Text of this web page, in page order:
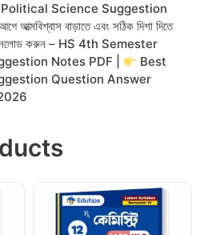
Science Suggestion
আত্মবিশ্বাস বাড়াতে এবং সঠিক দিশা দিতে
করুন – HS 4th Semester
Notes PDF |
Best
Question Answer